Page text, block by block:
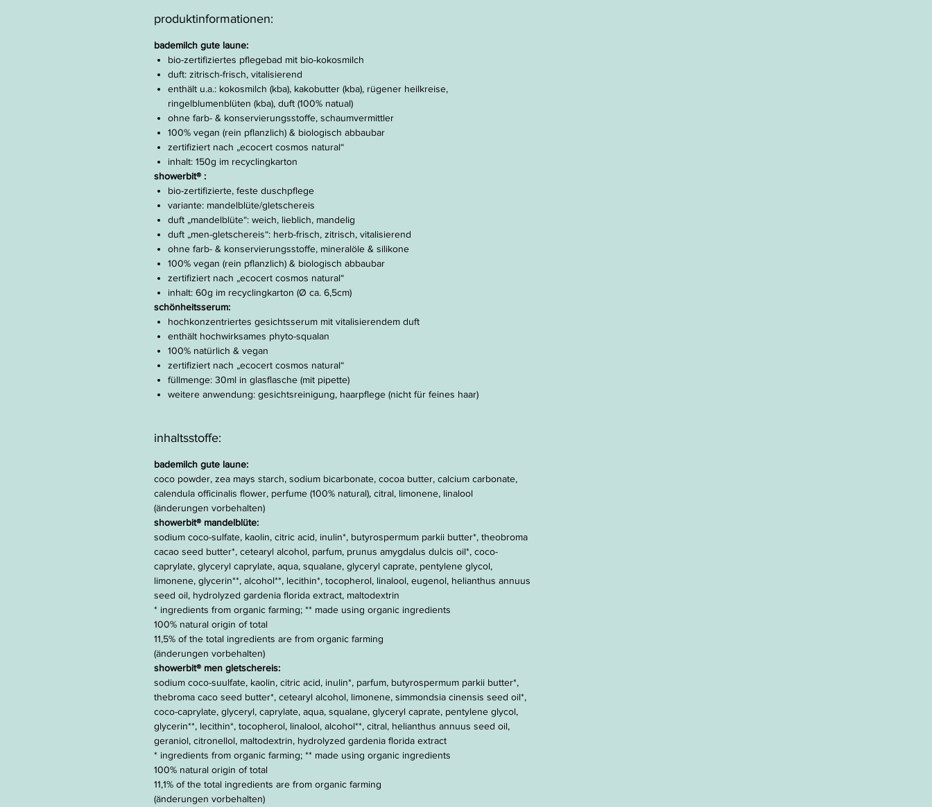
produktinformationen:
bademilch gute laune:
bio-zertifiziertes pflegebad mit bio-kokosmilch
duft: zitrisch-frisch, vitalisierend
enthält u.a.: kokosmilch (kba), kakobutter (kba), rügener heilkreise,
ringelblumenblüten (kba), duft (100% natual)
ohne farb- & konservierungsstoffe, schaumvermittler
100% vegan (rein pflanzlich) & biologisch abbaubar
zertifiziert nach „ecocert cosmos natural“
inhalt: 150g im recyclingkarton
showerbit® :
bio-zertifizierte, feste duschpflege
variante: mandelblüte/gletschereis
duft „mandelblüte“: weich, lieblich, mandelig
duft „men-gletschereis“: herb-frisch, zitrisch, vitalisierend
ohne farb- & konservierungsstoffe, mineralöle & silikone
100% vegan (rein pflanzlich) & biologisch abbaubar
zertifiziert nach „ecocert cosmos natural“
inhalt: 60g im recyclingkarton (Ø ca. 6,5cm)
schönheitsserum:
hochkonzentriertes gesichtsserum mit vitalisierendem duft
enthält hochwirksames phyto-squalan
100% natürlich & vegan
zertifiziert nach „ecocert cosmos natural“
füllmenge: 30ml in glasflasche (mit pipette)
weitere anwendung: gesichtsreinigung, haarpflege (nicht für feines haar)
inhaltsstoffe:
bademilch gute laune:
coco powder, zea mays starch, sodium bicarbonate, cocoa butter, calcium carbonate,
calendula officinalis flower, perfume (100% natural), citral, limonene, linalool
(änderungen vorbehalten)
showerbit® mandelblüte:
sodium coco-sulfate, kaolin, citric acid, inulin*, butyrospermum parkii butter*, theobroma
cacao seed butter*, cetearyl alcohol, parfum, prunus amygdalus dulcis oil*, coco-
caprylate, glyceryl caprylate, aqua, squalane, glyceryl caprate, pentylene glycol,
limonene, glycerin**, alcohol**, lecithin*, tocopherol, linalool, eugenol, helianthus annuus
seed oil, hydrolyzed gardenia florida extract, maltodextrin
* ingredients from organic farming; ** made using organic ingredients
100% natural origin of total
11,5% of the total ingredients are from organic farming
(änderungen vorbehalten)
showerbit® men gletschereis:
sodium coco-suulfate, kaolin, citric acid, inulin*, parfum, butyrospermum parkii butter*,
thebroma caco seed butter*, cetearyl alcohol, limonene, simmondsia cinensis seed oil*,
coco-caprylate, glyceryl, caprylate, aqua, squalane, glyceryl caprate, pentylene glycol,
glycerin**, lecithin*, tocopherol, linalool, alcohol**, citral, helianthus annuus seed oil,
geraniol, citronellol, maltodextrin, hydrolyzed gardenia florida extract
* ingredients from organic farming; ** made using organic ingredients
100% natural origin of total
11,1% of the total ingredients are from organic farming
(änderungen vorbehalten)